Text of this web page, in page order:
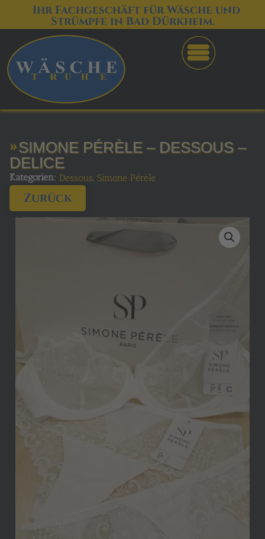
Ihr Fachgeschäft für Wäsche und
Strümpfe in Bad Dürkheim.
SIMONE PÉRÈLE – DESSOUS –
DELICE
Kategorien: Dessous, Simone Pérèle
Zurück